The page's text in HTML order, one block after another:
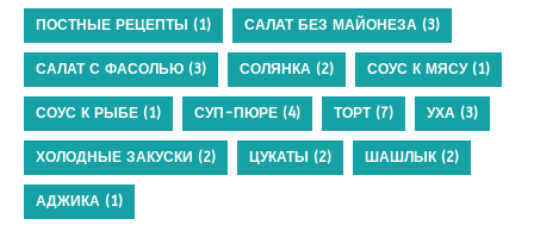
ПОСТНЫЕ РЕЦЕПТЫ (1) САЛАТ БЕЗ МАЙОНЕЗА (3)
САЛАТ С ФАСОЛЬЮ (3) СОЛЯНКА (2) СОУС К МЯСУ(1)
СОУС К РЫБЕ (1) СУП-ПЮРЕ (4) ТОРТ(7) УХА (3)
ХОЛОДНЫЕ ЗАКУСКИ (2) ЦУКАТЫ (2) ШАШЛЫК (2)
АДЖИКА (1)